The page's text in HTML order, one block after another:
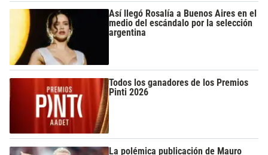
Así llegó Rosalía a Buenos Aires en el
medio del escándalo por la selección
argentina
Todos los ganadores de los Premios
Pinti 2026
La polémica publicación de Mauro